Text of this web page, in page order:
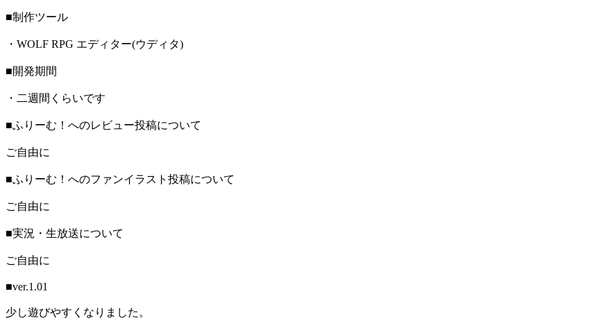
■制作ツール
・WOLF RPG エディター(ウディタ)
■開発期間
・二週間くらいです
■ふりーむ！へのレビュー投稿について
ご自由に
■ふりーむ！へのファンイラスト投稿について
ご自由に
■実況・生放送について
ご自由に
■ver.1.01
少し遊びやすくなりました。